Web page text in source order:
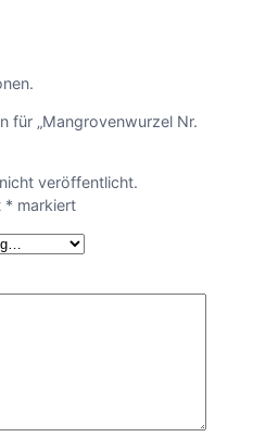
für „Mangrovenwurzel Nr.
veröffentlicht.
* markiert